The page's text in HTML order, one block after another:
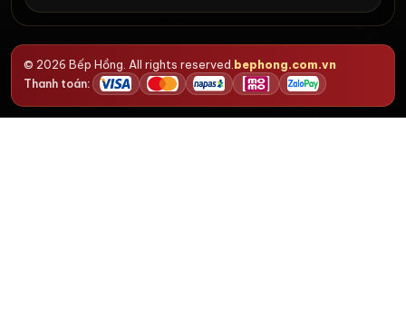
© 2026 Bếp Hồng. All rights reserved. bephong.com.vn
Thanh toán: